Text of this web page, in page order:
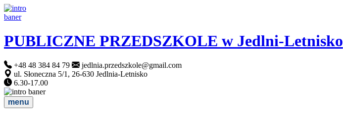
PUBLICZNE PRZEDSZKOLE w Jedlni-Letnisko
+48 48 384 84 79
jedlnia.przedszkole@gmail.com
ul. Słoneczna 5/1, 26-630 Jedlnia-Letnisko
6.30-17.00
menu